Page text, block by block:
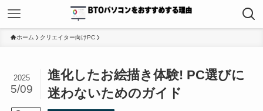
ホーム クリエイター向けPC
進化したお絵描き体験! PC選びに
迷わないためのガイド
2025
5/09